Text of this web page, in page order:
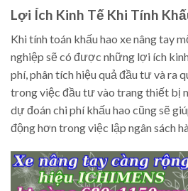
Lợi Ích Kinh Tế Khi Tính
Khi tính toán khấu hao xe nâng tay
nghiệp sẽ có được những lợi ích
phí, phân tích hiệu quả đầu tư và ra
trong việc đầu tư vào trang thiết bị
dự đoán chi phí khấu hao cũng sẽ
động hơn trong việc lập ngân sách